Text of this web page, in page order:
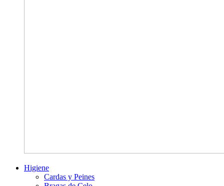
Higiene
Cardas y Peines